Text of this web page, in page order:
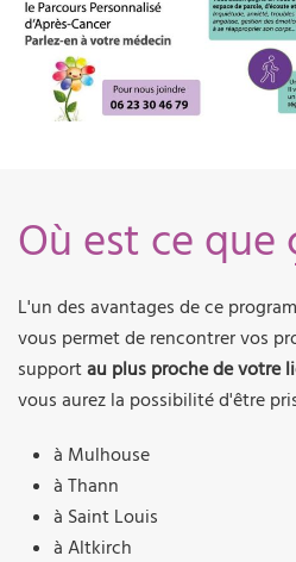
Où est ce que
L'un des avantages de ce
vous permet de rencontrer vos
supportau plus proche de votre
vous aurez la possibilité d'être
à Mulhouse
à Thann
à Saint Louis
à Altkirch